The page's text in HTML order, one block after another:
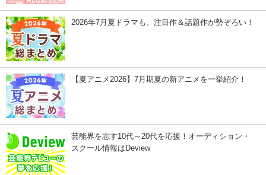
2026年7月夏ドラマも、注目作＆話題作が勢ぞろい！
【夏アニメ2026】7月期夏の新アニメを一挙紹介！
芸能界を志す10代～20代を応援！オーディション・
スクール情報はDeview